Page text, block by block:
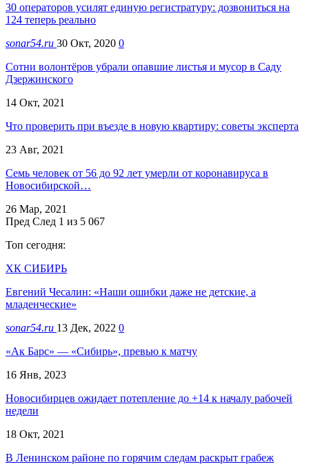
30 операторов усилят единую регистратуру: дозвониться на
124 теперь реально
sonar54.ru 30 Окт, 2020 0
Сотни волонтёров убрали опавшие листья и мусор в Саду
Дзержинского
14 Окт, 2021
Что проверить при въезде в новую квартиру: советы эксперта
23 Авг, 2021
Семь человек от 56 до 92 лет умерли от коронавируса в
Новосибирской…
26 Мар, 2021
Пред След 1 из 5 067
Топ сегодня:
ХК СИБИРЬ
Евгений Чесалин: «Наши ошибки даже не детские, а
младенческие»
sonar54.ru 13 Дек, 2022 0
«Ак Барс» — «Сибирь», превью к матчу
16 Янв, 2023
Новосибирцев ожидает потепление до +14 к началу рабочей
недели
18 Окт, 2021
В Ленинском районе по горячим следам раскрыт грабеж